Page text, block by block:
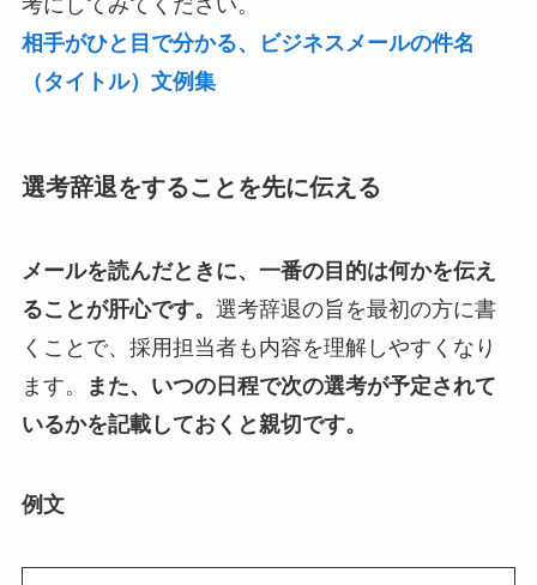
相手がひと目で分かる、ビジネスメールの件名
（タイトル）文例集
選考辞退をすることを先に伝える
メールを読んだときに、一番の目的は何かを伝え
ることが肝心です。 選考辞退の旨を最初の方に書
くことで、採用担当者も内容を理解しやすくなり
ます。
また、いつの日程で次の選考が予定されて
いるかを記載しておくと親切です。
例文